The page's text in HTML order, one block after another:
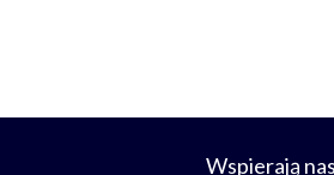
Wspierają nas